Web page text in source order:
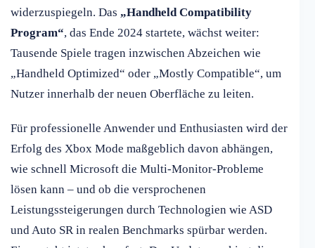
widerzuspiegeln. Das „Handheld Compatibility
Program“, das Ende 2024 startete, wächst weiter:
Tausende Spiele tragen inzwischen Abzeichen wie
„Handheld Optimized“ oder „Mostly Compatible“, um
Nutzer innerhalb der neuen Oberfläche zu leiten.
Für professionelle Anwender und Enthusiasten wird der
Erfolg des Xbox Mode maßgeblich davon abhängen,
wie schnell Microsoft die Multi-Monitor-Probleme
lösen kann – und ob die versprochenen
Leistungssteigerungen durch Technologien wie ASD
und Auto SR in realen Benchmarks spürbar werden.